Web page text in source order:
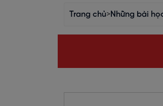
Trang chủ>Những bài